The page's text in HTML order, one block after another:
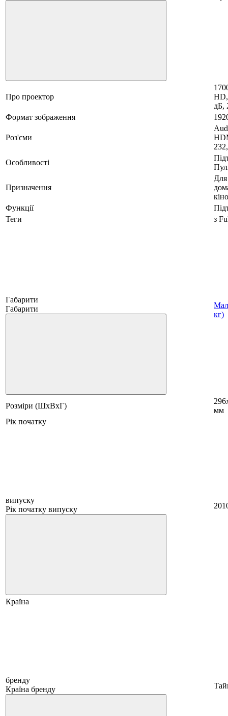
Про проектор
дБ,
Формат зображення
Роз'єми
Особливості
Призначення
Для
Функції
Теги
з
Габарити
Габарити
кг)
Розміри (ШхВхГ)
мм
Рік початку
випуску
Рік початку випуску
Країна
бренду
Країна бренду